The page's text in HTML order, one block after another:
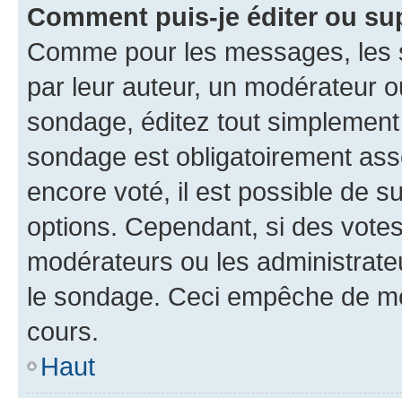
Comment puis-je éditer ou
Comme pour les messages,
par leur auteur, un modérateur
sondage, éditez tout
sondage est obligatoirement
encore voté, il est possible de
options. Cependant, si des
modérateurs ou les
le sondage. Ceci empêche de
cours.
Haut